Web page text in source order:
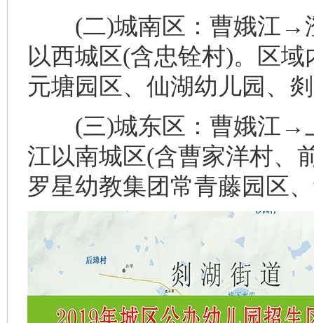
(二)城南区：曹娥江→澄
以西城区(含忠铨村)。区
元塘园区、仙湖幼儿园、
(三)城东区：曹娥江→上
江以南城区(含曹家洋村、
罗星幼教集团常青藤园区